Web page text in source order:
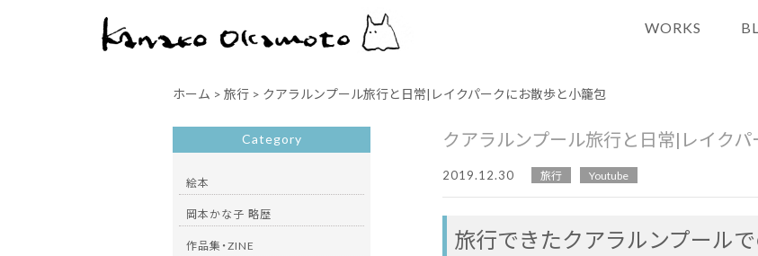
WORKS
ホーム > 旅行 > クアラルンプール旅行と日常|レイクパークにお散歩と小籠包
クアラルンプール旅行と日常|レイク
2019.12.30 旅行 Youtube
旅行できたクアラルンプール
Category
絵本
岡本かな子 略歴
作品集・ZINE